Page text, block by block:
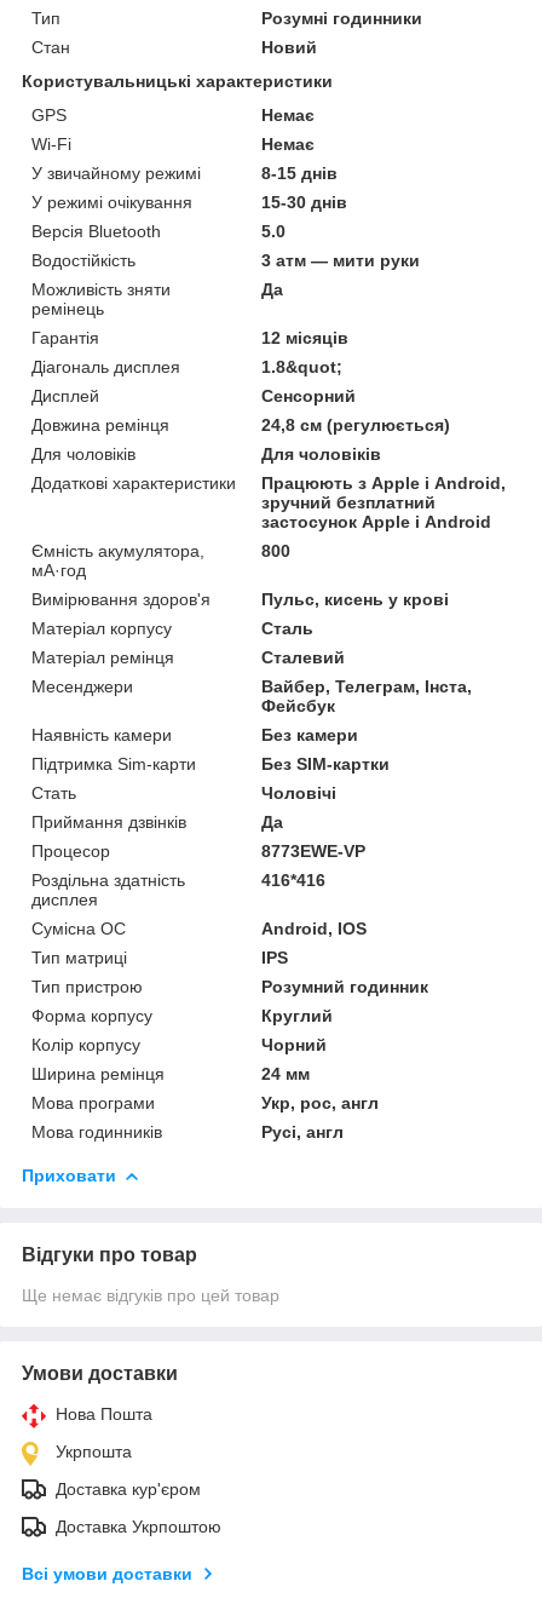
Тип
Розумні годинники
Стан
Новий
Користувальницькі характеристики
GPS
Немає
Wi-Fi
Немає
У звичайному режимі
8-15 днів
У режимі очікування
15-30 днів
Версія Bluetooth
5.0
Водостійкість
3 атм — мити руки
Можливість зняти
ремінець
Да
Гарантія
12 місяців
Діагональ дисплея
1.8&quot;
Дисплей
Сенсорний
Довжина ремінця
24,8 см (регулюється)
Для чоловіків
Для чоловіків
Додаткові характеристики
Працюють з Apple і Android,
зручний безплатний
застосунок Apple і Android
Ємність акумулятора,
мА·год
800
Вимірювання здоров'я
Пульс, кисень у крові
Матеріал корпусу
Сталь
Матеріал ремінця
Сталевий
Месенджери
Вайбер, Телеграм, Інста,
Фейсбук
Наявність камери
Без камери
Підтримка Sim-карти
Без SIM-картки
Стать
Чоловічі
Приймання дзвінків
Да
Процесор
8773EWE-VP
Роздільна здатність
дисплея
416*416
Сумісна ОС
Android, IOS
Тип матриці
IPS
Тип пристрою
Розумний годинник
Форма корпусу
Круглий
Колір корпусу
Чорний
Ширина ремінця
24 мм
Мова програми
Укр, рос, англ
Мова годинників
Русі, англ
Приховати
Відгуки про товар
Ще немає відгуків про цей товар
Умови доставки
Нова Пошта
Укрпошта
Доставка кур'єром
Доставка Укрпоштою
Всі умови доставки